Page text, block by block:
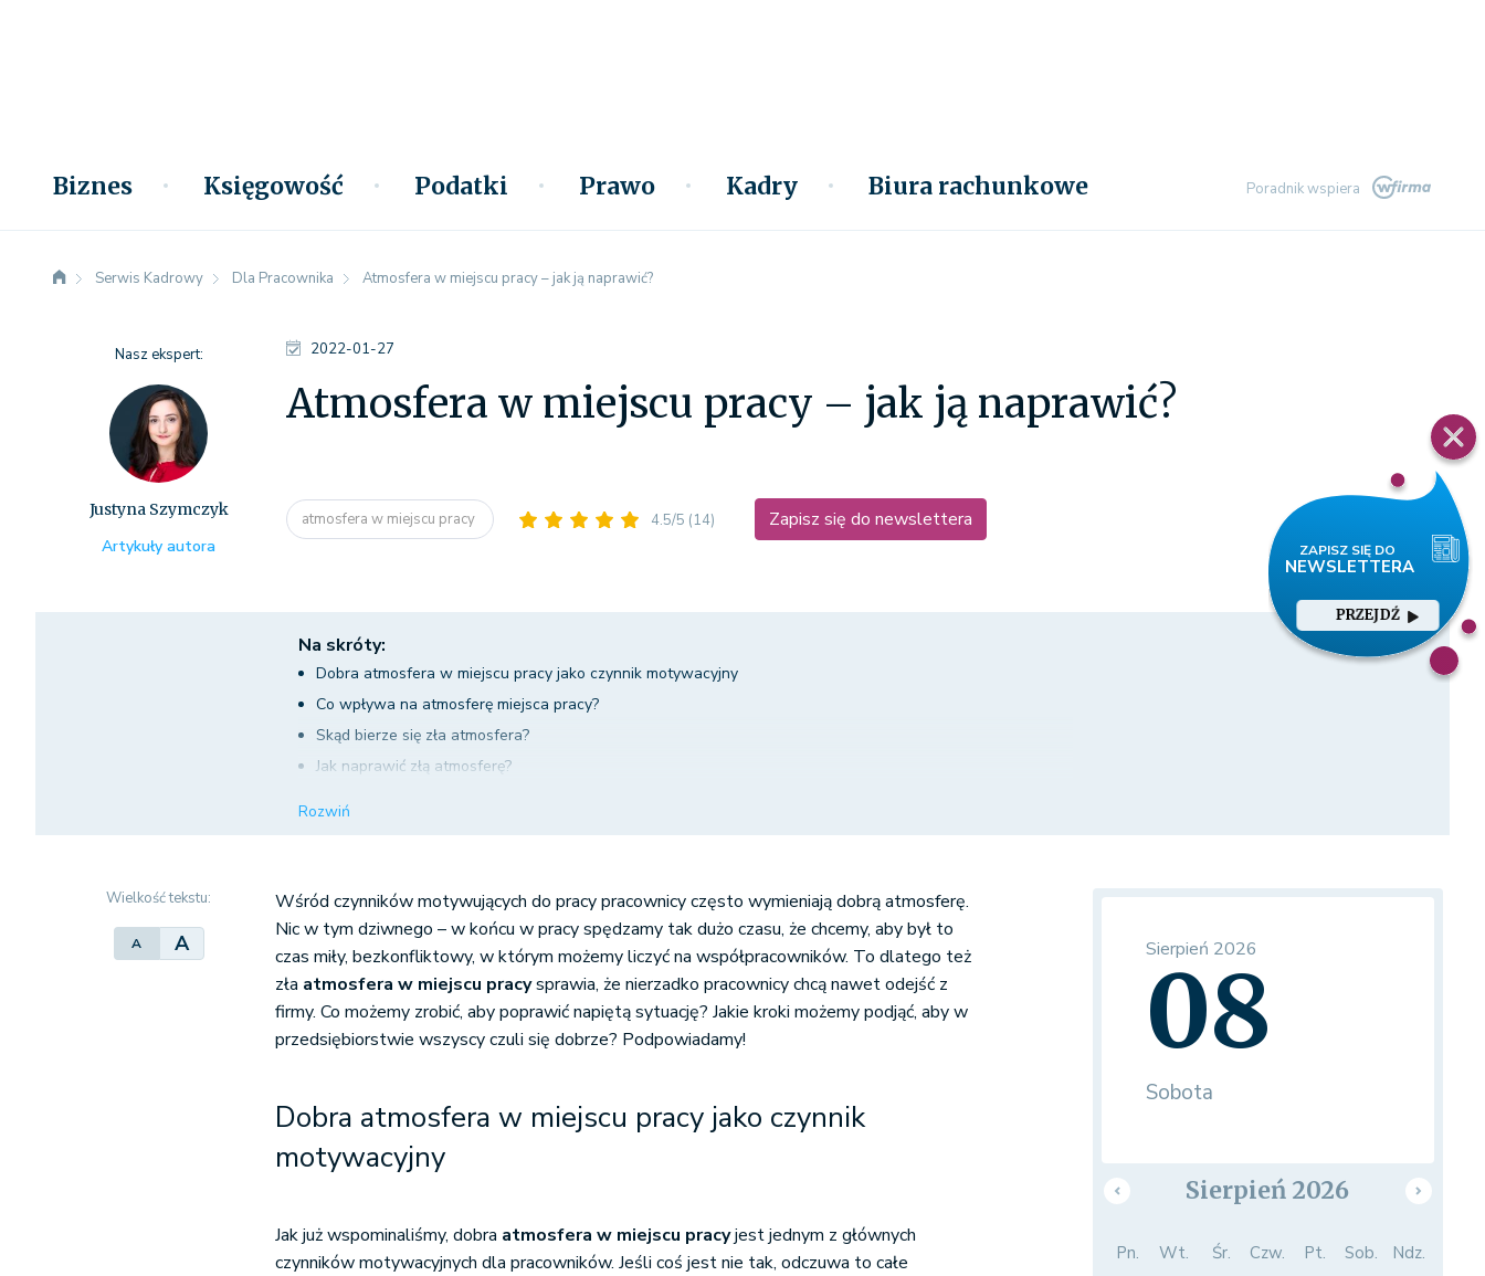
Biznes Księgowość Podatki Prawo Kadry Biura rachunkowe Poradnik wspiera
PRZEJDŹ
Serwis Kadrowy Dla Pracownika Atmosfera w miejscu pracy – jak ją naprawić?
2022-01-27
Atmosfera w miejscu pracy – jak ją naprawić?
atmosfera w miejscu pracy 4.5/5 (14) Zapisz się do newslettera
Nasz ekspert:
Justyna Szymczyk
Artykuły autora
Na skróty:
Dobra atmosfera w miejscu pracy jako czynnik motywacyjny
Co wpływa na atmosferę miejsca pracy?
Skąd bierze się zła atmosfera?
Jak naprawić złą atmosferę?
Nauka pracy w grupie
Integracja
Rozwiń
Wielkość tekstu:
A A
Wśród czynników motywujących do pracy pracownicy często wymieniają dobrą atmosferę.
Nic w tym dziwnego – w końcu w pracy spędzamy tak dużo czasu, że chcemy, aby był to
czas miły, bezkonfliktowy, w którym możemy liczyć na współpracowników. To dlatego też
zła atmosfera w miejscu pracysprawia, że nierzadko pracownicy chcą nawet odejść z
firmy. Co możemy zrobić, aby poprawić napiętą sytuację? Jakie kroki możemy podjąć, aby w
przedsiębiorstwie wszyscy czuli się dobrze? Podpowiadamy!
Dobra atmosfera w miejscu pracy jako czynnik
motywacyjny
Jak już wspominaliśmy, dobra atmosfera w miejscu pracyjest jednym z głównych
czynników motywacyjnych dla pracowników. Jeśli coś jest nie tak, odczuwa to całe
Sierpień 2026
08
Sobota
Sierpień 2026
Pn. Wt. Śr. Czw. Pt. Sob. Ndz.